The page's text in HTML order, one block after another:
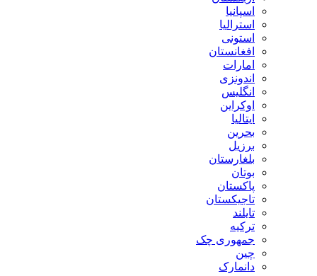
اسپانیا
استرالیا
استونی
افغانستان
امارات
اندونزی
انگلیس
اوکراین
ایتالیا
بحرین
برزیل
بلغارستان
بوتان
پاکستان
تاجیکستان
تایلند
ترکیه
جمهوری چک
چین
دانمارک